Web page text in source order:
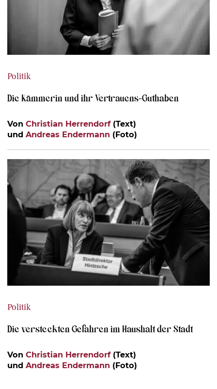
Politik
Die Kämmerin und ihr Vertrauens-Guthaben
Von Christian Herrendorf(Text)
und Andreas Endermann (Foto)
Politik
Die versteckten Gefahren im Haushalt der Stadt
Von Christian Herrendorf(Text)
und Andreas Endermann (Foto)